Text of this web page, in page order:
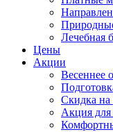
Лечебная
Цены
Акции
Весеннее
Скидка на
Акция для